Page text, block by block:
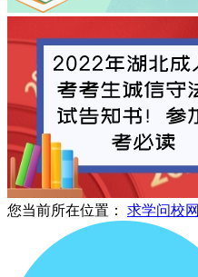
您当前所在位置： 求学问校网